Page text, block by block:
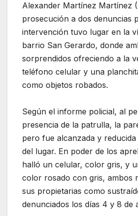
Alexander Martínez Martínez
prosecución a dos denuncias
intervención tuvo lugar en la
barrio San Gerardo, donde
sorprendidos ofreciendo a la
teléfono celular y una
como objetos robados.
Según el informe policial, al
presencia de la patrulla, la
pero fue alcanzada y
del lugar. En poder de los
halló un celular, color gris, y
color rosado con gris, ambos
sus propietarias como
denunciados los días 4 y 8 de